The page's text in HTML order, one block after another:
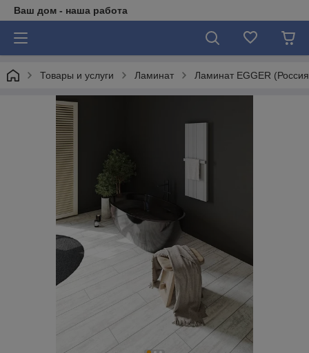
Ваш дом - наша работа
Товары и услуги Ламинат Ламинат EGGER